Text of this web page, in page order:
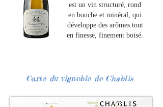
est un vin structuré, rond
en bouche et minéral, qui
développe des arômes tout
en finesse, finement boisé.
Carte du vignoble de Chablis